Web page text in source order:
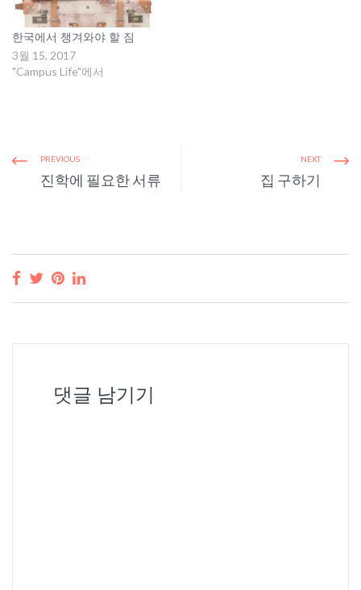
우리 대학교는 Los Angeles
한인타운 중심부인 Wilshire…
한국에서 챙겨와야 할 짐
3월 15, 2017
"Campus Life"에서
PREVIOUS
진학에 필요한 서류
NEXT
집 구하기
댓글 남기기